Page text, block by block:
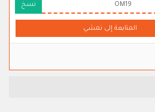
OM19 نسخ
المتابعة إلى نمشي